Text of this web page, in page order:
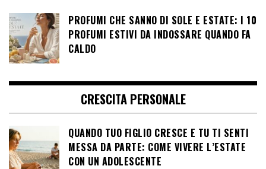
PROFUMI CHE SANNO DI SOLE E ESTATE: I 10
PROFUMI ESTIVI DA INDOSSARE QUANDO FA
CALDO
CRESCITA PERSONALE
QUANDO TUO FIGLIO CRESCE E TU TI SENTI
MESSA DA PARTE: COME VIVERE L’ESTATE
CON UN ADOLESCENTE